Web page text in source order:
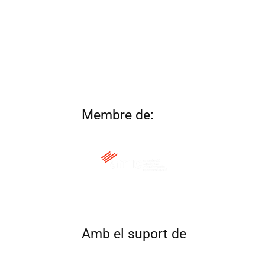
Membre de:
Amb el suport de